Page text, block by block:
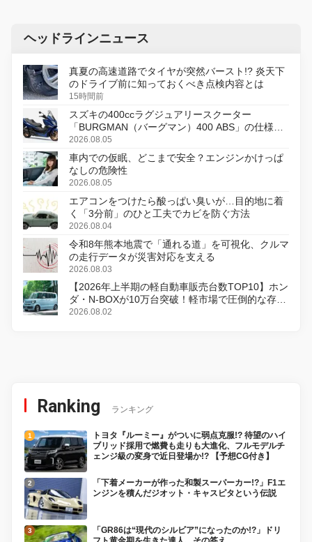
ヘッドラインニュース
真夏の高速道路でタイヤが突然バースト!? 炎天下
のドライブ前に知っておくべき点検内容とは
15時間前
スズキの400ccラグジュアリースクーター
「BURGMAN（バーグマン）400 ABS」の仕様を
変更し、8月18日に発売
2026.08.05
車内での仮眠、どこまで安全？エンジンかけっぱ
なしの危険性
2026.08.05
エアコンをつけたら酸っぱい臭いが…目的地に着
く「3分前」のひと工夫でカビを防ぐ方法
2026.08.04
令和8年熊本地震で「通れる道」を可視化、クルマ
の走行データが災害対応を支える
2026.08.03
【2026年上半期の軽自動車販売台数TOP10】ホン
ダ・N-BOXが10万台突破！軽市場で圧倒的な存在
感
2026.08.02
Ranking ランキング
トヨタ『ルーミー』がついに弱点克服!? 待望のハイ
ブリッド採用で燃費も走りも大進化、フルモデルチ
ェンジ級の変身で近日登場か!? 【予想CG付き】
「下着メーカーが作った和製スーパーカー!?」F1エ
ンジンを積んだジオット・キャスピタという伝説
「GR86は“現代のシルビア”になったのか!?」ドリ